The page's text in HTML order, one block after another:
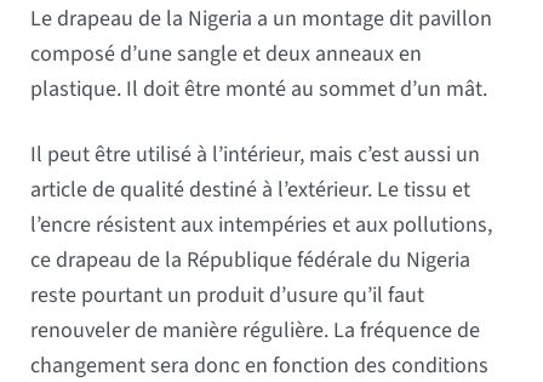
Le drapeau de la Nigeria a un montage dit pavillon
composé d’une sangle et deux anneaux en
plastique. Il doit être monté au sommet d’un mât.
Il peut être utilisé à l’intérieur, mais c’est aussi un
article de qualité destiné à l’extérieur. Le tissu et
l’encre résistent aux intempéries et aux pollutions,
ce drapeau de la République fédérale du Nigeria
reste pourtant un produit d’usure qu’il faut
renouveler de manière régulière. La fréquence de
changement sera donc en fonction des conditions